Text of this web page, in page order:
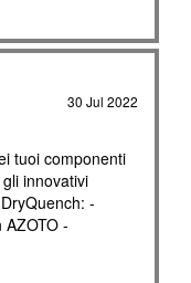
30 Jul 2022
tuoi componenti
innovativi
-
-